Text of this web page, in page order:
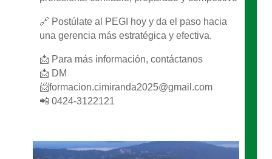
🔗 Postúlate al PEGI hoy y da el paso hacia
una gerencia más estratégica y efectiva.
📩 Para más información, contáctanos
📩 DM
📨formacion.cimiranda2025@gmail.com
📲 0424-3122121